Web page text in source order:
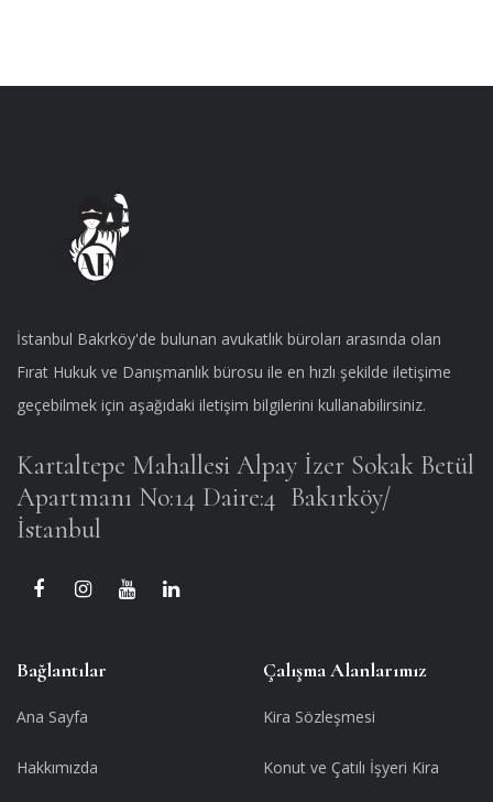
İstanbul Bakrköy'de bulunan avukatlık büroları arasında olan
Fırat Hukuk ve Danışmanlık bürosu ile en hızlı şekilde iletişime
geçebilmek için aşağıdaki iletişim bilgilerini kullanabilirsiniz.
Kartaltepe Mahallesi Alpay İzer Sokak Betül
Apartmanı No:14 Daire:4 Bakırköy/
İstanbul
Bağlantılar
Ana Sayfa
Hakkımızda
Çalışma Alanlarımız
Kira Sözleşmesi
Konut ve Çatılı İşyeri Kira